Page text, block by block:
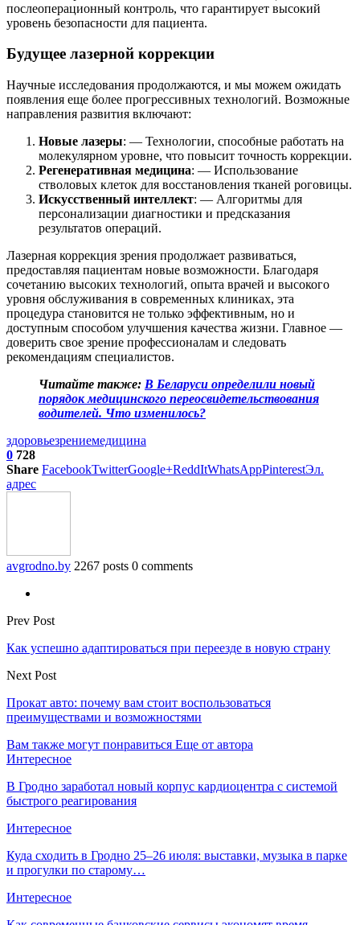
послеоперационный контроль, что гарантирует высокий
уровень безопасности для пациента.
Будущее лазерной коррекции
Научные исследования продолжаются, и мы можем ожидать
появления еще более прогрессивных технологий. Возможные
направления развития включают:
Новые лазеры: — Технологии, способные работать на
молекулярном уровне, что повысит точность коррекции.
Регенеративная медицина: — Использование
стволовых клеток для восстановления тканей роговицы.
Искусственный интеллект: — Алгоритмы для
персонализации диагностики и предсказания
результатов операций.
Лазерная коррекция зрения продолжает развиваться,
предоставляя пациентам новые возможности. Благодаря
сочетанию высоких технологий, опыта врачей и высокого
уровня обслуживания в современных клиниках, эта
процедура становится не только эффективным, но и
доступным способом улучшения качества жизни. Главное —
доверить свое зрение профессионалам и следовать
рекомендациям специалистов.
Читайте также: В Беларуси определили новый
порядок медицинского переосвидетельствования
водителей. Что изменилось?
здоровьезрениемедицина
0 728
Share FacebookTwitterGoogle+ReddItWhatsAppPinterestЭл.
адрес
avgrodno.by 2267 posts 0 comments
Prev Post
Как успешно адаптироваться при переезде в новую страну
Next Post
Прокат авто: почему вам стоит воспользоваться
преимуществами и возможностями
Вам также могут понравиться Еще от автора
Интересное
В Гродно заработал новый корпус кардиоцентра с системой
быстрого реагирования
Интересное
Куда сходить в Гродно 25–26 июля: выставки, музыка в парке
и прогулки по старому…
Интересное